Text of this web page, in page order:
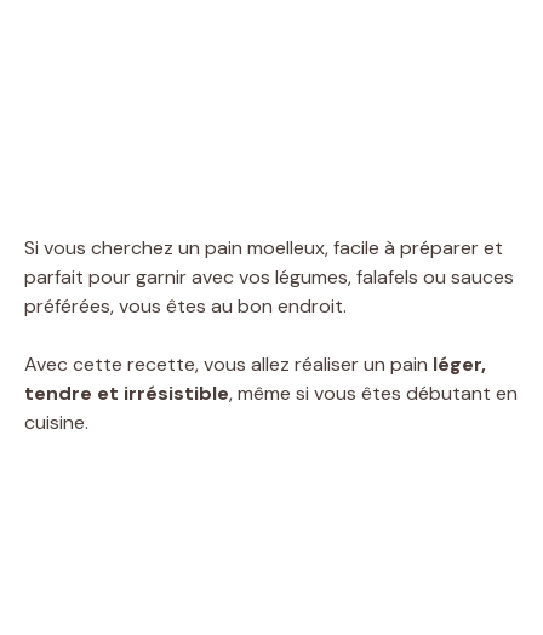
Si vous cherchez un pain moelleux, facile à préparer et
parfait pour garnir avec vos légumes, falafels ou sauces
préférées, vous êtes au bon endroit.
Avec cette recette, vous allez réaliser un pain léger,
tendre et irrésistible, même si vous êtes débutant en
cuisine.